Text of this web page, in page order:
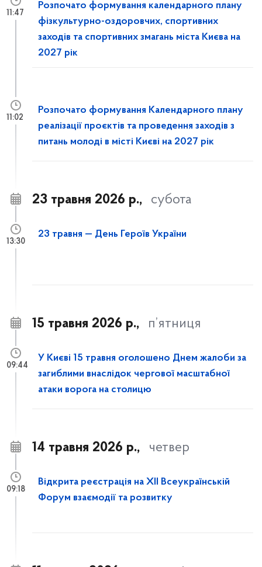
Розпочато формування календарного плану
фізкультурно-оздоровчих, спортивних
заходів та спортивних змагань міста Києва на
2027 рік
11:47
Розпочато формування Календарного плану
реалізації проєктів та проведення заходів з
питань молоді в місті Києві на 2027 рік
11:02
23 травня 2026 р., субота
23 травня — День Героїв України
13:30
15 травня 2026 р., п’ятниця
У Києві 15 травня оголошено Днем жалоби за
загиблими внаслідок чергової масштабної
атаки ворога на столицю
09:44
14 травня 2026 р., четвер
Відкрита реєстрація на XII Всеукраїнській
Форум взаємодії та розвитку
09:18